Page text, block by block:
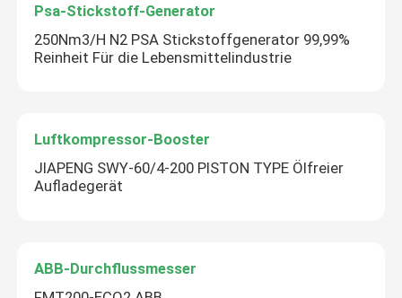
ABB-Level-Sender
System zur Kalibrierung des Flüssigkeitsflusses
Psa-Stickstoff-Generator
250Nm3/H N2 PSA Stickstoffgenerator 99,99%
Reinheit Für die Lebensmittelindustrie
Luftkompressor-Booster
JIAPENG SWY-60/4-200 PISTON TYPE Ölfreier
Aufladegerät
ABB-Durchflussmesser